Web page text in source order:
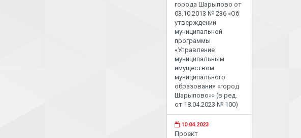
города Шарыпово от
03.10.2013 № 236 «Об
утверждении
муниципальной
программы
«Управление
муниципальным
имуществом
муниципального
образования «город
Шарыпово»» (в ред.
от 18.04.2023 № 100)
10.04.2023
Проект